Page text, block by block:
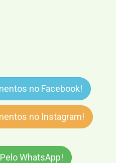
no Facebook!
no Instagram!
WhatsApp!